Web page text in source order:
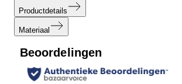
Productdetails
Materiaal
Beoordelingen